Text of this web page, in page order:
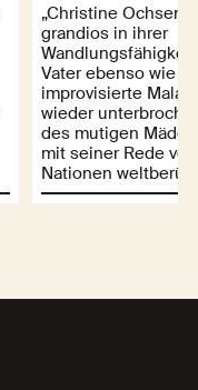
„Christine
grandios in ihrer
Vater ebenso wie
improvisierte
wieder
des mutigen
mit seiner Rede
Nationen